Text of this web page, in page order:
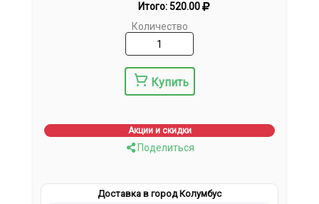
Итого:520.00
Количество
Купить
Акции и скидки
Поделиться
Доставка в город Колумбус